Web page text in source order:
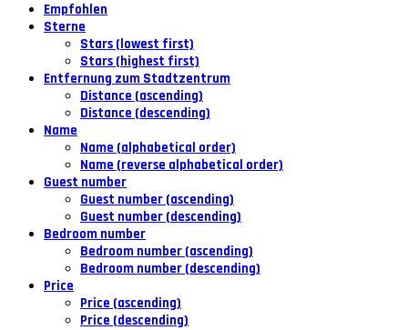
Empfohlen
Sterne
Stars (lowest first)
Stars (highest first)
Entfernung zum Stadtzentrum
Distance (ascending)
Distance (descending)
Name
Name (alphabetical order)
Name (reverse alphabetical order)
Guest number
Guest number (ascending)
Guest number (descending)
Bedroom number
Bedroom number (ascending)
Bedroom number (descending)
Price
Price (ascending)
Price (descending)